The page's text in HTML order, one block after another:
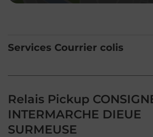
Services Courrier colis
Relais Pickup
INTERMARCHE DIEUE
SURMEUSE